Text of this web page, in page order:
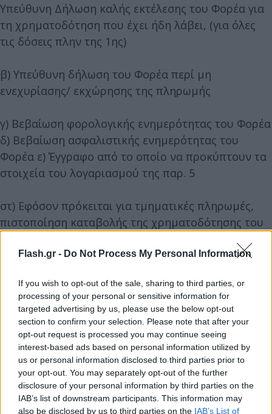
Flash.gr - Do Not Process My Personal Information
If you wish to opt-out of the sale, sharing to third parties, or
processing of your personal or sensitive information for
targeted advertising by us, please use the below opt-out
section to confirm your selection. Please note that after your
opt-out request is processed you may continue seeing
interest-based ads based on personal information utilized by
us or personal information disclosed to third parties prior to
your opt-out. You may separately opt-out of the further
disclosure of your personal information by third parties on the
IAB’s list of downstream participants. This information may
also be disclosed by us to third parties on the IAB’s List of
Υπεύθυνη Δήλωση καλής εκτέλεσης του Φορέα για
τη χρηματοδότηση που έχει ήδη λάβει, (για όλες
τις δόσεις πλην της 1ης)
β) Υπεύθυνη δήλωση του Φορέα περί μη
ενεχυρίασης/ εκχώρησης της πληρωμής
γ) Βεβαίωση φορολογικής ενημερότητας του Φορέα
δ) Βεβαίωση ασφαλιστικής ενημερότητας του
Φορέα ε) Έγγραφο από το οποίο να προκύπτουν τα
στοιχεία του λογαριασμού της παρ. 5
στ) Εφόσον πρόκειται για τμηματικές πληρωμές,
πιστοποίηση καταβολής της χρηματοδότησης του
πλην της 1ης)
ζ) Σύμφωνη γνώμη της ΕΥΔ ΠΕΚΑ & ΠΟΛΠΡΟ
5. Ο φορέας ανοίγει έντοκο τραπεζικό λογαριασμό
για τη δράση που αφορά στην επιχορήγηση για τη
μεταφορά των χρηματοδοτήσεων.
6. Η διαδικασία καταβολής της κάθε δόσης γίνεται
σύμφωνα με την υπ' αρ. 134453/23.12.2015 (Β' 2857)